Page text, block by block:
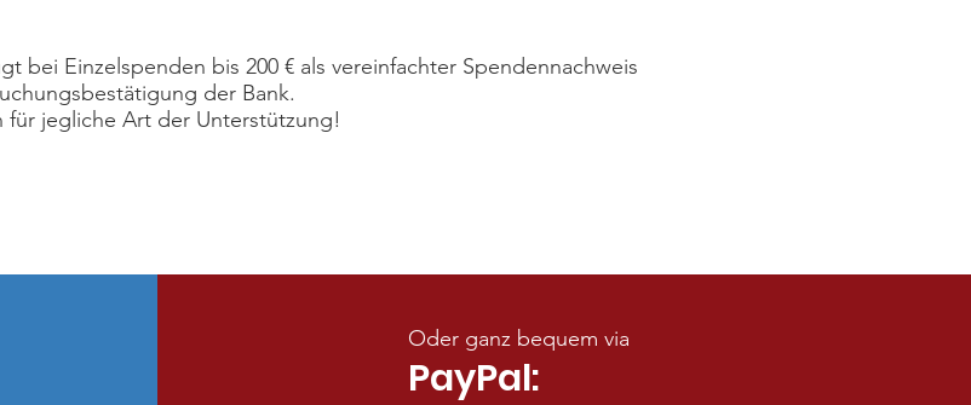
bei Einzelspenden bis 200 € als vereinfachter Spendennachweis
der Bank.
jegliche Art der Unterstützung!
Oder ganz bequem via
PayPal: